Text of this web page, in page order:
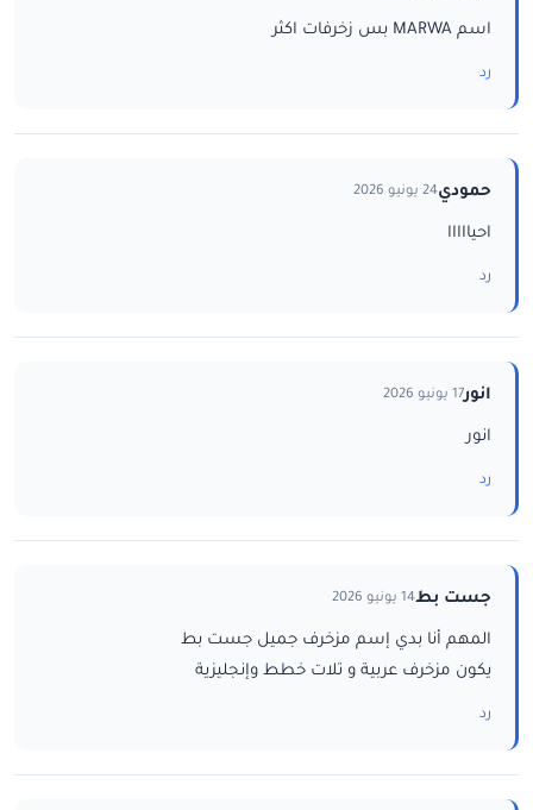
اسم MARWA بس زخرفات اكثر
رد
حمودي24 يونيو 2026
احيااااا
رد
انور17 يونيو 2026
انور
رد
جست بط14 يونيو 2026
المهم أنا بدي إسم مزخرف جميل جست بط
يكون مزخرف عربية و تلات خطط وإنجليزية
رد